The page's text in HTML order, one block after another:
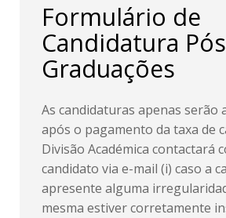
Formulário de
Candidatura
Graduações
As candidaturas apenas serão
após o pagamento da taxa de
Divisão Académica contactará
candidato via e-mail (i) caso a
apresente alguma
mesma estiver corretamente